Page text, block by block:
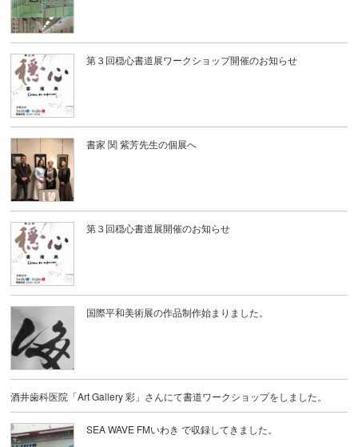
第３回穏心書道展ワークショップ開催のお知らせ
書家 関 紫芳先生の個展へ
第３回穏心書道展開催のお知らせ
国際平和美術展の作品制作始まりました。
酒井歯科医院「Art Gallery 彩」さんにて書道ワークショップをしました。
SEA WAVE FMいわき で収録してきました。